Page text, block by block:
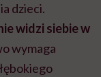
dzieci.
widzi siebie w
wymaga